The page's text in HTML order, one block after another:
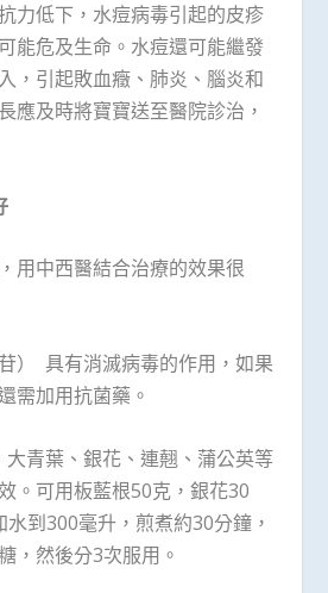
力低下，水痘病毒引起的皮疹
能危及生命。水痘還可能繼發
，引起敗血癥、肺炎、腦炎和
應及時將寶寶送至醫院診治，
用中西醫結合治療的效果很
） 具有消滅病毒的作用，如果
需加用抗菌藥。
青葉、銀花、連翹、蒲公英等
。可用板藍根50克，銀花30
到300毫升，煎煮約30分鐘，
，然後分3次服用。